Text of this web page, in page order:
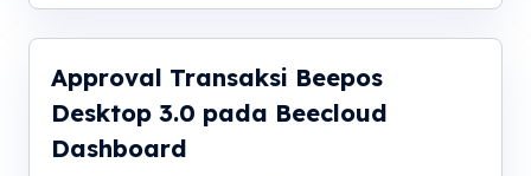
Approval Transaksi Beepos
Desktop 3.0 pada Beecloud
Dashboard